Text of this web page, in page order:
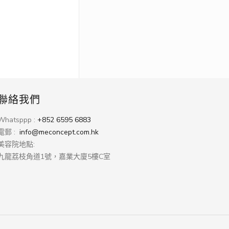
絡我們
: +852 6595 6883
郵 : info@meconcept.com.hk
容院地點:
龍荔枝角道1號，嘉業大廈5樓C室